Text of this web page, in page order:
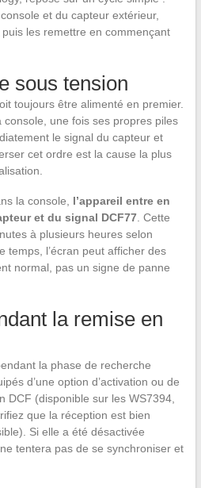
et du capteur extérieur,
les remettre en commençant
sous tension
toujours être alimenté en premier.
une fois ses propres piles
le signal du capteur et
cet ordre est la cause la plus
la console, l’appareil entre en
et du signal DCF77. Cette
à plusieurs heures selon
temps, l’écran peut afficher des
normal, pas un signe de panne
la remise en
la phase de recherche
d’une option d’activation ou de
DCF (disponible sur les WS7394,
que la réception est bien
Si elle a été désactivée
tentera pas de se synchroniser et